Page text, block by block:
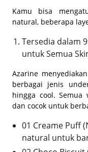
Kamu bisa
natural, beberapa
Tersedia dalam
untuk Semua
Azarine
berbagai jenis
hingga cool. Semua
dan cocok untuk
01 Creame Puff
natural untuk